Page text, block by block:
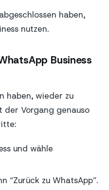
haben,
nutzen.
Business
haben, wieder zu
der Vorgang genauso
und wähle
“Zurück zu WhatsApp”.